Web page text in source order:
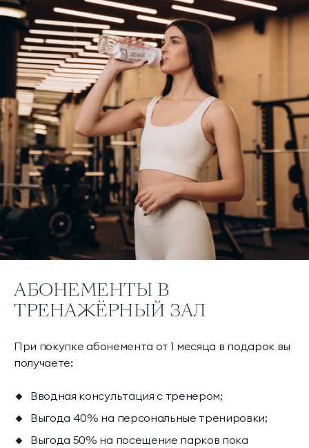
АБОНЕМЕНТЫ В
ТРЕНАЖЁРНЫЙ ЗАЛ
При покупке абонемента от 1 месяца в подарок вы
получаете:
Вводная консультация с тренером;
Выгода 40% на персональные тренировки;
Выгода 50% на посещение парков пока